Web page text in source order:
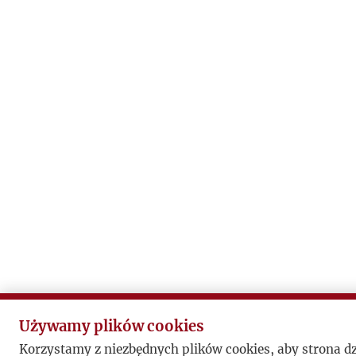
Używamy plików cookies
Korzystamy z niezbędnych plików cookies, aby strona